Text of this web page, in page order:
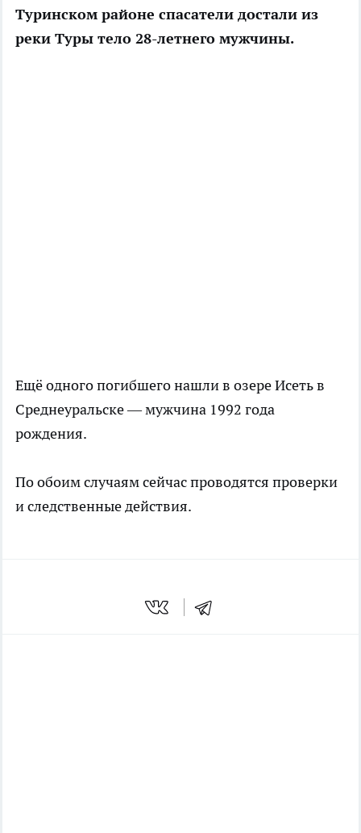
Туринском районе спасатели достали из
реки Туры тело 28-летнего мужчины.
Ещё одного погибшего нашли в озере Исеть в
Среднеуральске — мужчина 1992 года
рождения.
По обоим случаям сейчас проводятся проверки
и следственные действия.